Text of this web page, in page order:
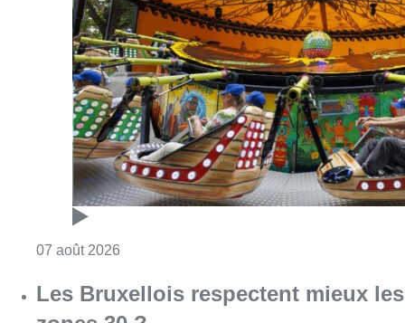
07 août 2026
Les Bruxellois respectent mieux les